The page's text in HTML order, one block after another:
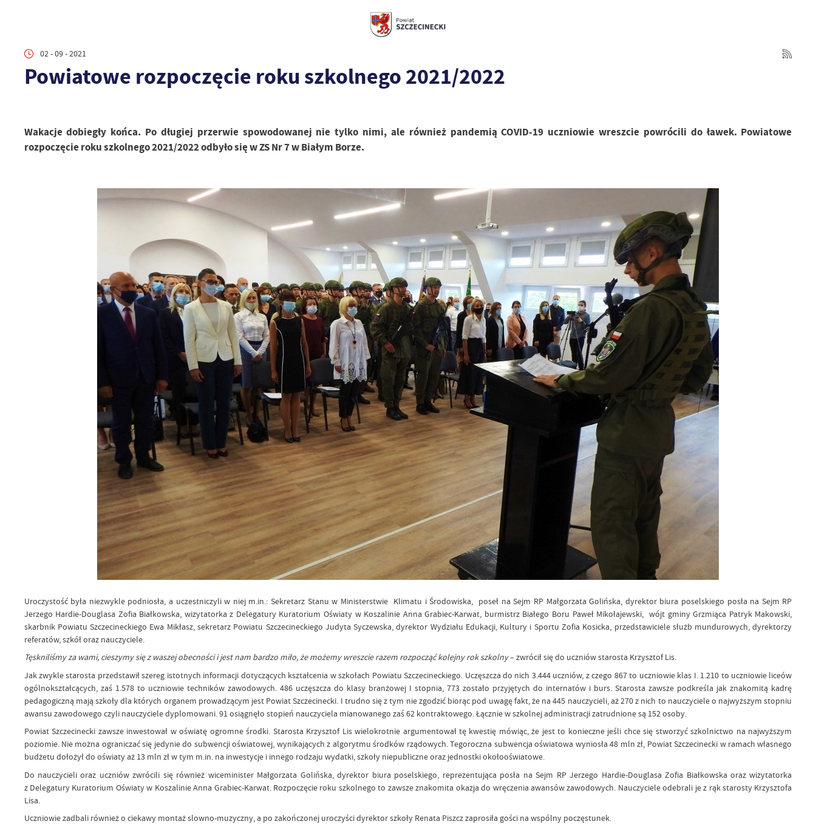
02 - 09 - 2021
Powiatowe rozpoczęcie roku szkolnego 2021/2022
Wakacje dobiegły końca. Po długiej przerwie spowodowanej nie tylko nimi, ale również pandemią COVID-19 uczniowie wreszcie powrócili do ławek. Powiatowe
rozpoczęcie roku szkolnego 2021/2022 odbyło się w ZS Nr 7 w Białym Borze.
Uroczystość była niezwykle podniosła, a uczestniczyli w niej m.in.: Sekretarz Stanu w Ministerstwie Klimatu i Środowiska, poseł na Sejm RP Małgorzata Golińska, dyrektor biura poselskiego posła na Sejm RP
Jerzego Hardie-Douglasa Zofia Białkowska, wizytatorka z Delegatury Kuratorium Oświaty w Koszalinie Anna Grabiec-Karwat, burmistrz Białego Boru Paweł Mikołajewski, wójt gminy Grzmiąca Patryk Makowski,
skarbnik Powiatu Szczecineckiego Ewa Mikłasz, sekretarz Powiatu Szczecineckiego Judyta Syczewska, dyrektor Wydziału Edukacji, Kultury i Sportu Zofia Kosicka, przedstawiciele służb mundurowych, dyrektorzy
referatów, szkół oraz nauczyciele.
Tęskniliśmy za wami, cieszymy się z waszej obecności i jest nam bardzo miło, że możemy wreszcie razem rozpocząć kolejny rok szkolny– zwrócił się do uczniów starosta Krzysztof Lis.
Jak zwykle starosta przedstawił szereg istotnych informacji dotyczących kształcenia w szkołach Powiatu Szczecineckiego. Uczęszcza do nich 3.444 uczniów, z czego 867 to uczniowie klas I. 1.210 to uczniowie liceów
ogólnokształcących, zaś 1.578 to uczniowie techników zawodowych. 486 uczęszcza do klasy branżowej I stopnia, 773 zostało przyjętych do internatów i burs. Starosta zawsze podkreśla jak znakomitą kadrę
pedagogiczną mają szkoły dla których organem prowadzącym jest Powiat Szczecinecki. I trudno się z tym nie zgodzić biorąc pod uwagę fakt, że na 445 nauczycieli, aż 270 z nich to nauczyciele o najwyższym stopniu
awansu zawodowego czyli nauczyciele dyplomowani. 91 osiągnęło stopień nauczyciela mianowanego zaś 62 kontraktowego. Łącznie w szkolnej administracji zatrudnione są 152 osoby.
Powiat Szczecinecki zawsze inwestował w oświatę ogromne środki. Starosta Krzysztof Lis wielokrotnie argumentował tę kwestię mówiąc, że jest to konieczne jeśli chce się stworzyć szkolnictwo na najwyższym
poziomie. Nie można ograniczać się jedynie do subwencji oświatowej, wynikających z algorytmu środków rządowych. Tegoroczna subwencja oświatowa wyniosła 48 mln zł, Powiat Szczecinecki w ramach własnego
budżetu dołożył do oświaty aż 13 mln zł w tym m.in. na inwestycje i innego rodzaju wydatki, szkoły niepubliczne oraz jednostki okołooświatowe.
Do nauczycieli oraz uczniów zwrócili się również wiceminister Małgorzata Golińska, dyrektor biura poselskiego, reprezentująca posła na Sejm RP Jerzego Hardie-Douglasa Zofia Białkowska oraz wizytatorka
z Delegatury Kuratorium Oświaty w Koszalinie Anna Grabiec-Karwat. Rozpoczęcie roku szkolnego to zawsze znakomita okazja do wręczenia awansów zawodowych. Nauczyciele odebrali je z rąk starosty Krzysztofa
Lisa.
Uczniowie zadbali również o ciekawy montaż slowno-muzyczny, a po zakończonej uroczyści dyrektor szkoły Renata Piszcz zaprosiła gości na wspólny poczęstunek.